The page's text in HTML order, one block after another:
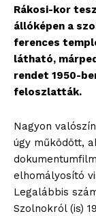
Rákosi-kor
állóképen a
ferences
látható,
rendet 1950-
feloszlatták.
Nagyon
úgy működött,
elhomályosító
Legalábbis
Szolnokról (is)